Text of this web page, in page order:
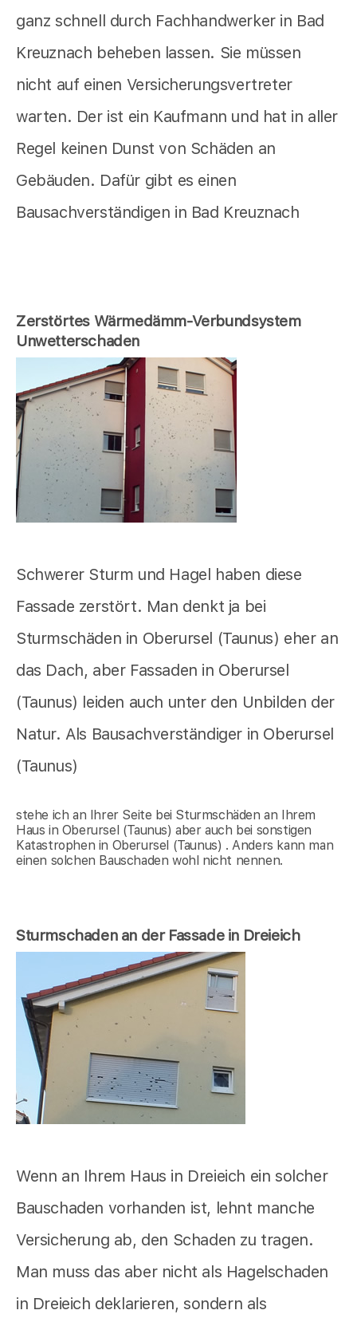
ganz schnell durch Fachhandwerker in Bad
Kreuznach beheben lassen. Sie müssen
nicht auf einen Versicherungsvertreter
warten. Der ist ein Kaufmann und hat in aller
Regel keinen Dunst von Schäden an
Gebäuden. Dafür gibt es einen
Bausachverständigen in Bad Kreuznach
Zerstörtes Wärmedämm-Verbundsystem
Unwetterschaden
Schwerer Sturm und Hagel haben diese
Fassade zerstört. Man denkt ja bei
Sturmschäden in Oberursel (Taunus) eher an
das Dach, aber Fassaden in Oberursel
(Taunus) leiden auch unter den Unbilden der
Natur. Als Bausachverständiger in Oberursel
(Taunus)
stehe ich an Ihrer Seite bei Sturmschäden an Ihrem
Haus in Oberursel (Taunus) aber auch bei sonstigen
Katastrophen in Oberursel (Taunus) . Anders kann man
einen solchen Bauschaden wohl nicht nennen.
Sturmschaden an der Fassade in Dreieich
Wenn an Ihrem Haus in Dreieich ein solcher
Bauschaden vorhanden ist, lehnt manche
Versicherung ab, den Schaden zu tragen.
Man muss das aber nicht als Hagelschaden
in Dreieich deklarieren, sondern als